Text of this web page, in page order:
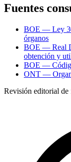
Fuentes
BOE — Ley
órganos
BOE — Real
obtención y
BOE —
ONT —
Revisión editorial de